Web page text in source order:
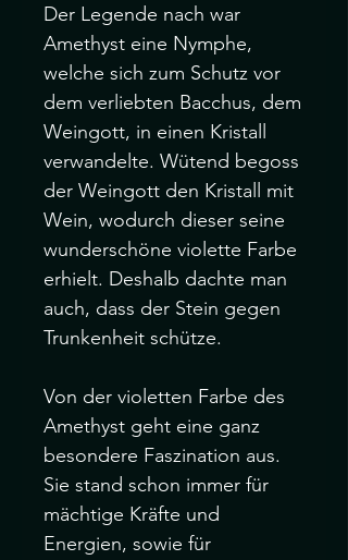
Der Legende nach war
Amethyst eine Nymphe,
welche sich zum Schutz vor
dem verliebten Bacchus, dem
Weingott, in einen Kristall
verwandelte. Wütend begoss
der Weingott den Kristall mit
Wein, wodurch dieser seine
wunderschöne violette Farbe
erhielt. Deshalb dachte man
auch, dass der Stein gegen
Trunkenheit schütze.
Von der violetten Farbe des
Amethyst geht eine ganz
besondere Faszination aus.
Sie stand schon immer für
mächtige Kräfte und
Energien, sowie für